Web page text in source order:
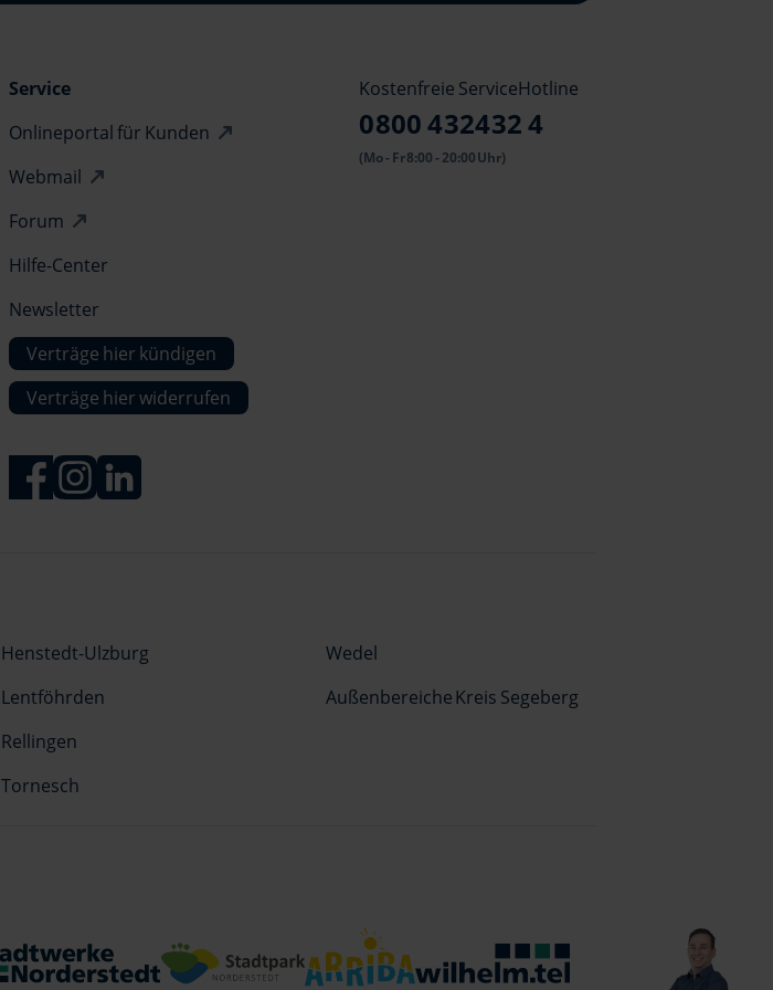
Service
Onlineportal für Kunden
Webmail
Forum
Hilfe-Center
Newsletter
Verträge hier kündigen
Verträge hier widerrufen
Kostenfreie ServiceHotline
0800 432432 4
(Mo - Fr 8:00 - 20:00 Uhr)
Henstedt-Ulzburg
Lentföhrden
Rellingen
Tornesch
Wedel
Außenbereiche Kreis Segeberg